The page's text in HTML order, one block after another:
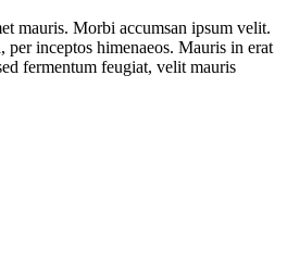
mauris. Morbi accumsan ipsum velit.
inceptos himenaeos. Mauris in erat
fermentum feugiat, velit mauris